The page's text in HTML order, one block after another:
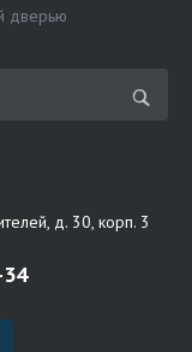
дверью
д. 30, корп. 3